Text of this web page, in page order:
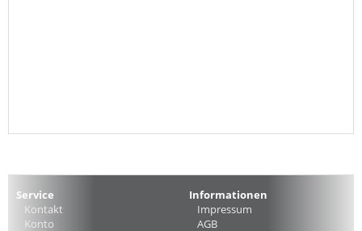
Service
Kontakt
Konto
Informationen
Impressum
AGB